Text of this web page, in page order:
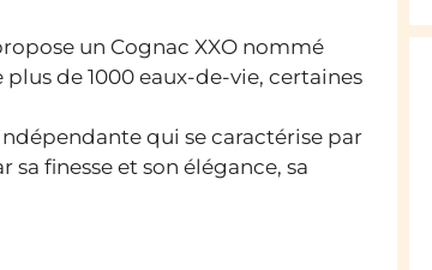
un Cognac XXO nommé
plus de 1000 eaux-de-vie, certaines
qui se caractérise par
sa finesse et son élégance, sa